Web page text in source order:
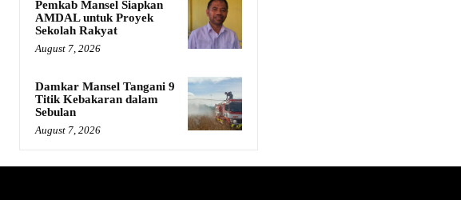
Pemkab Mansel Siapkan
AMDAL untuk Proyek
Sekolah Rakyat
August 7, 2026
Damkar Mansel Tangani 9
Titik Kebakaran dalam
Sebulan
August 7, 2026